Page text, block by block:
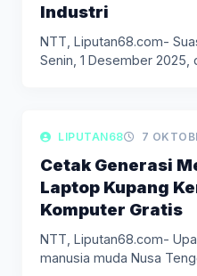
Industri
NTT, Liputan68.com-
Senin, 1 Desember 2025,
LIPUTAN DAERAH
LIPUTAN68 7
Cetak Generasi
Laptop Kupang
Komputer Gratis
NTT, Liputan68.com-
manusia muda Nusa